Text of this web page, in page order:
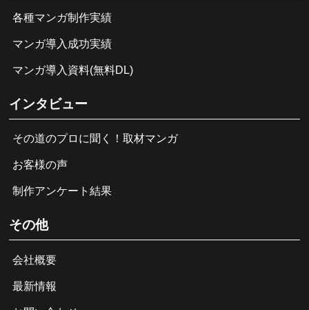
各種マンガ制作実績
マンガ導入成功実績
マンガ導入資料(無料DL)
インタビュー
その道のプロに聞く！取材マンガ
お客様の声
制作アンケート結果
その他
会社概要
最新情報